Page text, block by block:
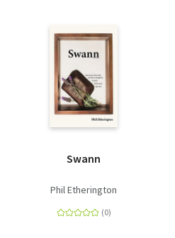
Természettudomány
Történelem
Swann
Phil Etherington